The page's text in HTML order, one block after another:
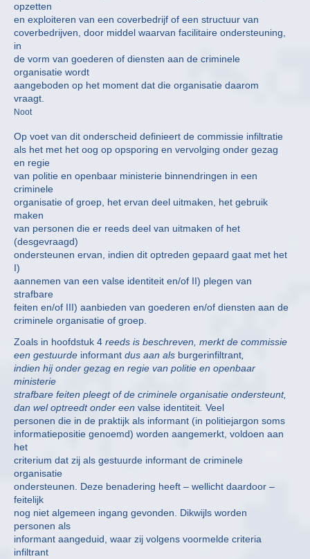
opzetten
en exploiteren van een coverbedrijf of een structuur van
coverbedrijven, door middel waarvan facilitaire ondersteuning,
in
de vorm van goederen of diensten aan de criminele
organisatie wordt
aangeboden op het moment dat die organisatie daarom
vraagt.
Noot
Op voet van dit onderscheid definieert de commissie infiltratie
als het met het oog op opsporing en vervolging onder gezag
en regie
van politie en openbaar ministerie binnendringen in een
criminele
organisatie of groep, het ervan deel uitmaken, het gebruik
maken
van personen die er reeds deel van uitmaken of het
(desgevraagd)
ondersteunen ervan, indien dit optreden gepaard gaat met het
I)
aannemen van een valse identiteit en/of II) plegen van
strafbare
feiten en/of III) aanbieden van goederen en/of diensten aan de
criminele organisatie of groep.
Zoals in hoofdstuk 4 reeds is beschreven, merkt de commissie
een gestuurde informant dus aan als burgerinfiltrant,
indien hij onder gezag en regie van politie en openbaar
ministerie
strafbare feiten pleegt of de criminele organisatie ondersteunt,
dan wel optreedt onder een valse identiteit. Veel
personen die in de praktijk als informant (in politiejargon soms
informatiepositie genoemd) worden aangemerkt, voldoen aan
het
criterium dat zij als gestuurde informant de criminele
organisatie
ondersteunen. Deze benadering heeft – wellicht daardoor –
feitelijk
nog niet algemeen ingang gevonden. Dikwijls worden
personen als
informant aangeduid, waar zij volgens voormelde criteria
infiltrant